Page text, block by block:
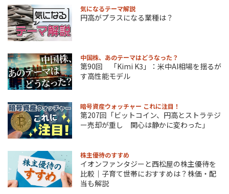
気になるテーマ解説
円高がプラスになる業種は？
中国株、あのテーマはどうなった？
第90回 「Kimi K3」：米中AI相場を揺るが
す高性能モデル
暗号資産ウォッチャー これに注目！
第207回「ビットコイン、円高とストラテジ
ー売却が重し 関心は静かに変わった」
株主優待のすすめ
イオンファンタジーと西松屋の株主優待を
比較｜子育て世帯におすすめは？株価・配
当も解説